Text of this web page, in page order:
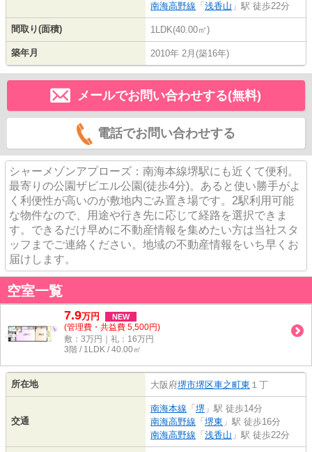
南海高野線 「 浅香山 」駅 徒歩22分
間取り(面積) 1LDK(40.00㎡)
築年月 2010年 2月(築16年)
メールでお問い合わせする(無料)
電話でお問い合わせする
シャーメゾンアプローズ：南海本線堺駅にも近くて便利。
最寄りの公園ザビエル公園(徒歩4分)。あると使い勝手がよ
く利便性が高いのが敷地内ごみ置き場です。2駅利用可能
な物件なので、用途や行き先に応じて経路を選択できま
す。できるだけ早めに不動産情報を集めたい方は当社スタ
ッフまでご連絡ください。地域の不動産情報をいち早くお
届けします。
空室一覧
7.9万円 NEW
(管理費・共益費 5,500円)
敷：3万円｜礼：16万円
3階 / 1LDK / 40.00㎡
所在地 大阪府堺市堺区車之町東 １丁
交通
南海本線 「 堺 」駅 徒歩14分
南海高野線 「 堺東 」駅 徒歩16分
南海高野線 「 浅香山 」駅 徒歩22分